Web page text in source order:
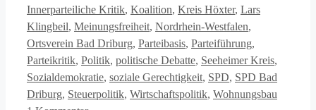
Innerparteiliche Kritik, Koalition, Kreis Höxter, Lars
Klingbeil, Meinungsfreiheit, Nordrhein-Westfalen,
Ortsverein Bad Driburg, Parteibasis, Parteiführung,
Parteikritik, Politik, politische Debatte, Seeheimer Kreis,
Sozialdemokratie, soziale Gerechtigkeit, SPD, SPD Bad
Driburg, Steuerpolitik, Wirtschaftspolitik, Wohnungsbau